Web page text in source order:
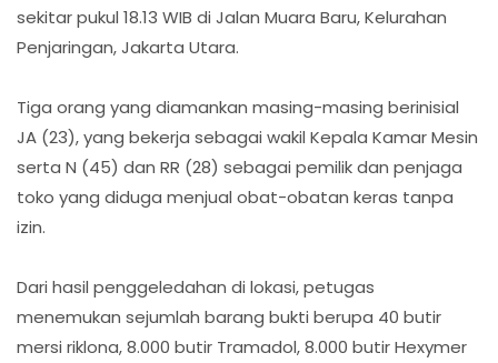
sekitar pukul 18.13 WIB di Jalan Muara Baru, Kelurahan
Penjaringan, Jakarta Utara.
Tiga orang yang diamankan masing-masing berinisial
JA (23), yang bekerja sebagai wakil Kepala Kamar Mesin
serta N (45) dan RR (28) sebagai pemilik dan penjaga
toko yang diduga menjual obat-obatan keras tanpa
izin.
Dari hasil penggeledahan di lokasi, petugas
menemukan sejumlah barang bukti berupa 40 butir
mersi riklona, 8.000 butir Tramadol, 8.000 butir Hexymer